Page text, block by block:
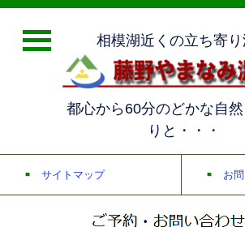
相模湖近くの立ち寄り
都心から60分のどかな自
りと・・・
サイトマップ お